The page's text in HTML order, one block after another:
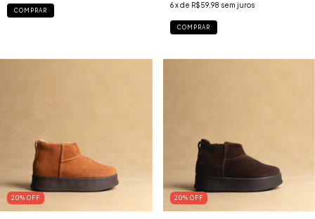
COMPRAR
6 x de R$59,98 sem juros
COMPRAR
20% OFF 20% OFF